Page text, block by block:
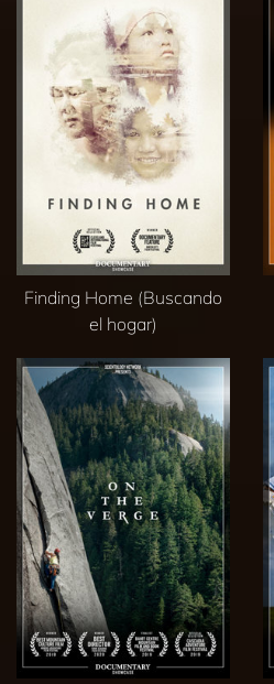
Finding Home (Buscando
el hogar)